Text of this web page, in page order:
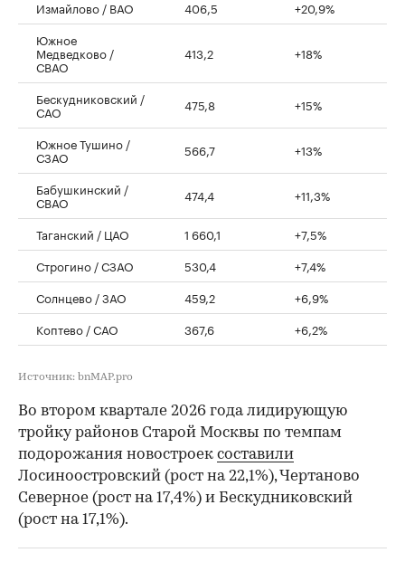
Измайлово / ВАО 406,5
+20,9%
Южное
Медведково /
СВАО
413,2 +18%
Бескудниковский /
САО 475,8 +15%
Южное Тушино /
СЗАО 566,7 +13%
Бабушкинский /
СВАО 474,4 +11,3%
Таганский / ЦАО 1 660,1
+7,5%
Строгино / СЗАО
530,4
+7,4%
Солнцево / ЗАО
459,2
+6,9%
Коптево / САО
367,6 +6,2%
Источник: bnMAP.pro
Во втором квартале 2026 года лидирующую
тройку районов Старой Москвы по темпам
подорожания новостроек составили
Лосиноостровский (рост на 22,1%), Чертаново
Северное (рост на 17,4%) и Бескудниковский
(рост на 17,1%).